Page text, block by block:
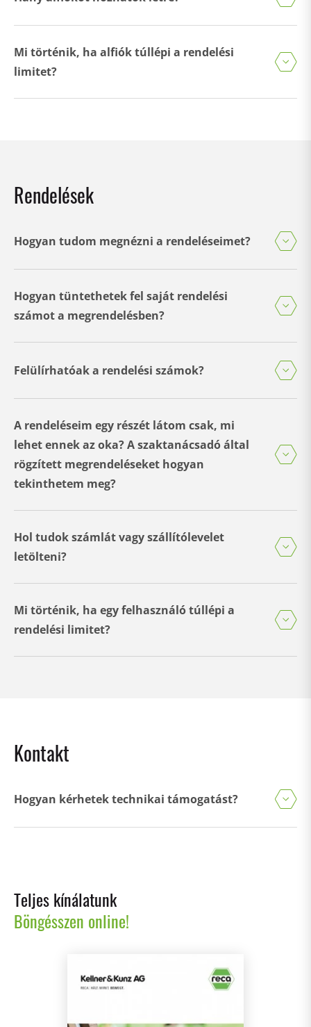
Mi történik, ha alfiók túllépi a rendelési
limitet?
Rendelések
Hogyan tudom megnézni a rendeléseimet?
Hogyan tüntethetek fel saját rendelési
számot a megrendelésben?
Felülírhatóak a rendelési számok?
A rendeléseim egy részét látom csak, mi
lehet ennek az oka? A szaktanácsadó által
rögzített megrendeléseket hogyan
tekinthetem meg?
Hol tudok számlát vagy szállítólevelet
letölteni?
Mi történik, ha egy felhasználó túllépi a
rendelési limitet?
Kontakt
Hogyan kérhetek technikai támogatást?
Teljes kínálatunk
Böngésszen online!